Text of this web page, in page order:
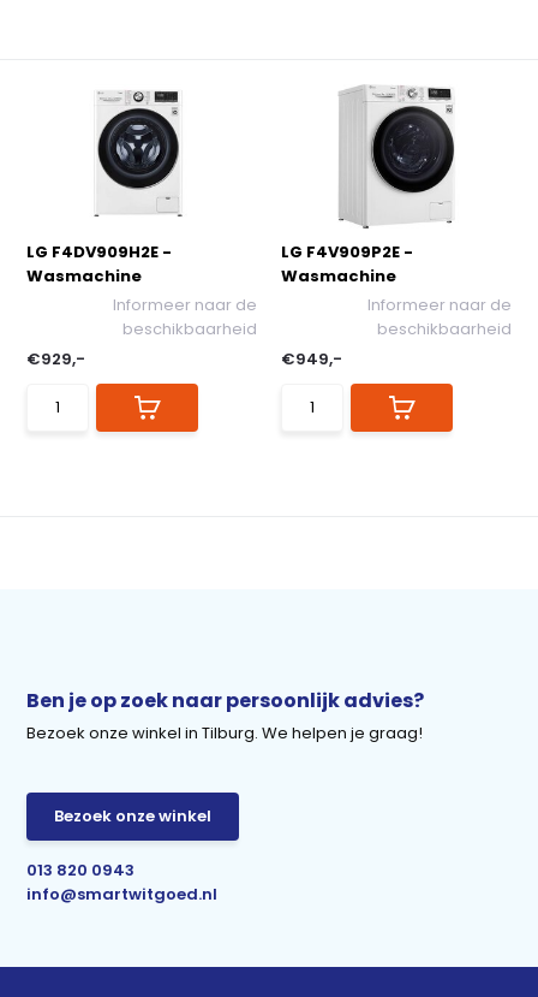
LG F4DV909H2E -
Wasmachine
Informeer naar de
beschikbaarheid
€929,-
LG F4V909P2E -
Wasmachine
Informeer naar de
beschikbaarheid
€949,-
Ben je op zoek naar persoonlijk advies?
Bezoek onze winkel in Tilburg. We helpen je graag!
Bezoek onze winkel
013 820 0943
info@smartwitgoed.nl